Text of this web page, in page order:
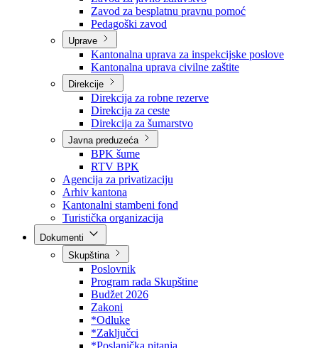
Zavodi
Zavod zdravstvenog osiguranja
Zavod za javno zdravstvo
Zavod za besplatnu pravnu pomoć
Pedagoški zavod
Uprave
Kantonalna uprava za inspekcijske poslove
Kantonalna uprava civilne zaštite
Direkcije
Direkcija za robne rezerve
Direkcija za ceste
Direkcija za šumarstvo
Javna preduzeća
BPK šume
RTV BPK
Agencija za privatizaciju
Arhiv kantona
Kantonalni stambeni fond
Turistička organizacija
Skupština
Poslovnik
Program rada Skupštine
Budžet 2026
Zakoni